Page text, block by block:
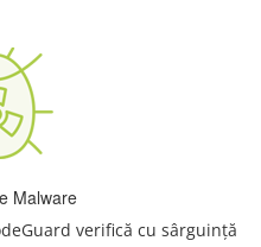
Malware
verifică cu sârguință